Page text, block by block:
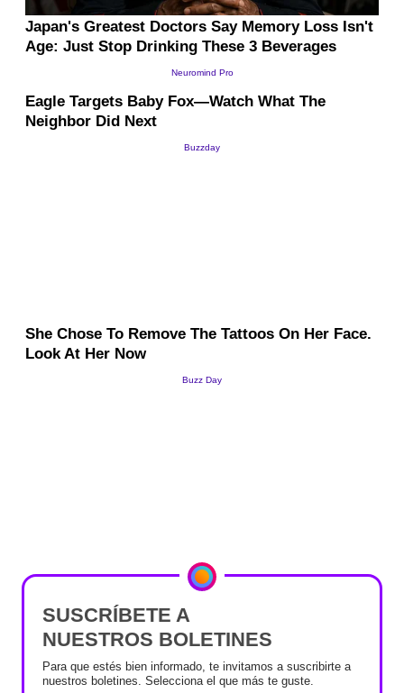
SUSCRÍBETE A
NUESTROS BOLETINES
Para que estés bien informado, te invitamos a suscribirte a
nuestros boletines. Selecciona el que más te guste.